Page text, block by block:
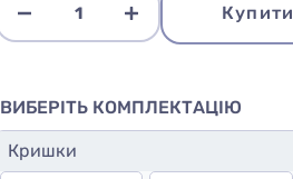
Купити
ВИБЕРІТЬ КОМПЛЕКТАЦІЮ
Кришки